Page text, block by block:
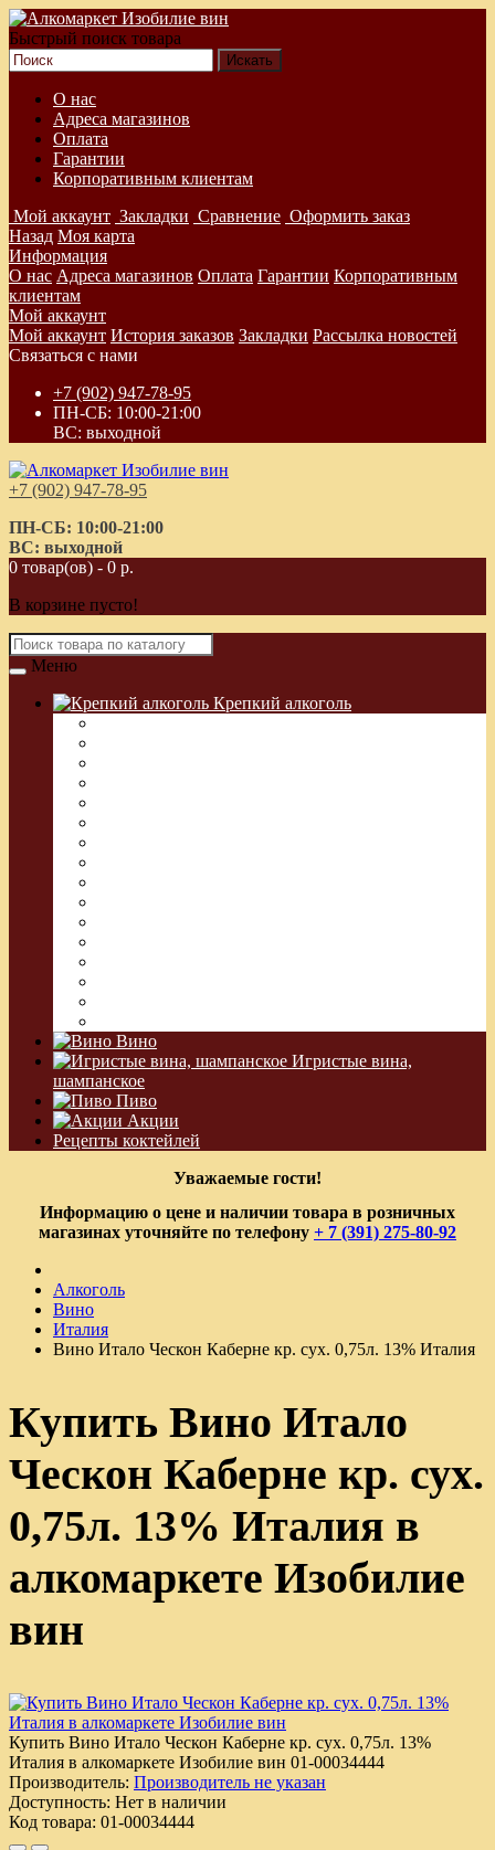
Быстрый поиск товара
О нас
Адреса магазинов
Оплата
Гарантии
Корпоративным клиентам
Мой аккаунт Закладки Сравнение Оформить заказ
Назад Моя карта
Информация
О нас Адреса магазинов Оплата Гарантии Корпоративным
клиентам
Мой аккаунт
Мой аккаунт История заказов Закладки Рассылка новостей
Связаться с нами
+7 (902) 947-78-95
ПН-СБ: 10:00-21:00
ВС: выходной
+7 (902) 947-78-95
ПН-СБ: 10:00-21:00
ВС: выходной
0 товар(ов) - 0 р.
В корзине пусто!
Меню
Крепкий алкоголь
Вино
Игристые вина,
шампанское
Пиво
Акции
Рецепты коктейлей
Уважаемые гости!
Информацию о цене и наличии товара в розничных
магазинах уточняйте по телефону + 7 (391) 275-80-92
Алкоголь
Вино
Италия
Вино Итало Ческон Каберне кр. сух. 0,75л. 13% Италия
Купить Вино Итало
Ческон Каберне кр. сух.
0,75л. 13% Италия в
алкомаркете Изобилие
вин
Купить Вино Итало Ческон Каберне кр. сух. 0,75л. 13%
Италия в алкомаркете Изобилие вин 01-00034444
Производитель: Производитель не указан
Доступность: Нет в наличии
Код товара: 01-00034444